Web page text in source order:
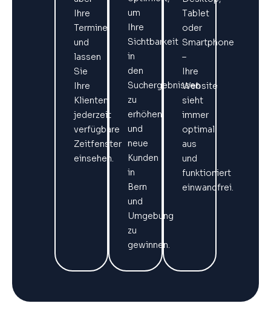
Ihre
Termine
und
lassen
Sie
Ihre
Klienten
jederzeit
verfügbare
Zeitfenster
einsehen.
um
Ihre
Sichtbarkeit
in
den
Suchergebnissen
zu
erhöhen
und
neue
Kunden
in
Bern
und
Umgebung
zu
gewinnen.
Tablet
oder
Smartphone
–
Ihre
Website
sieht
immer
optimal
aus
und
funktioniert
einwandfrei.